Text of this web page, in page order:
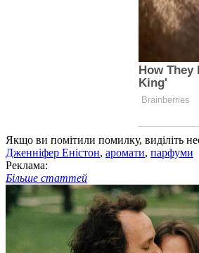
Якщо ви помітили помилку, виділіть
Дженніфер Еністон, аромати, парфуми
Реклама:
Більше статтей